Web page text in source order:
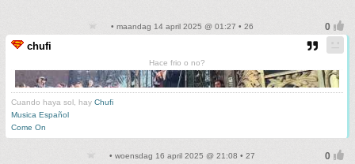
• maandag 14 april 2025 @ 01:27 • 26
chufi
Hace frio o no?
Cuando haya sol, hay Chufi
Musica Español
Come On
• woensdag 16 april 2025 @ 21:08 • 27